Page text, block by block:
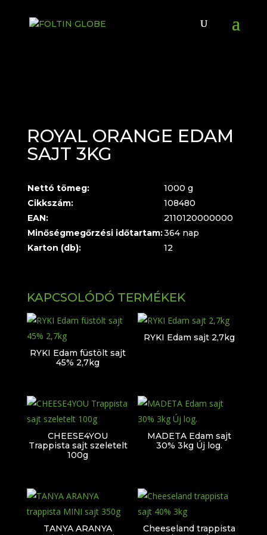
ROYAL ORANGE EDAM
SAJT 3KG
Nettó tömeg:
1000 g
Cikkszám:
108480
EAN:
2110120000000
Minőségmegőrzési időtartam:364 nap
Karton (db):
12
KAPCSOLÓDÓ TERMÉKEK
RYKI Edam füstölt sajt
45% 2,7kg
RYKI Edam sajt 2,7kg
CHEESE4YOU
Trappista sajt szeletelt
100g
MADETA Edam sajt
30% 3kg Új log.
TANYA ARANYA
Cheeseland trappista